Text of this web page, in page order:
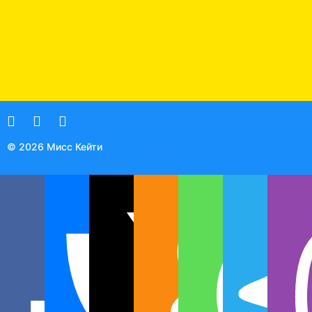
© 2026 Мисс Кейти